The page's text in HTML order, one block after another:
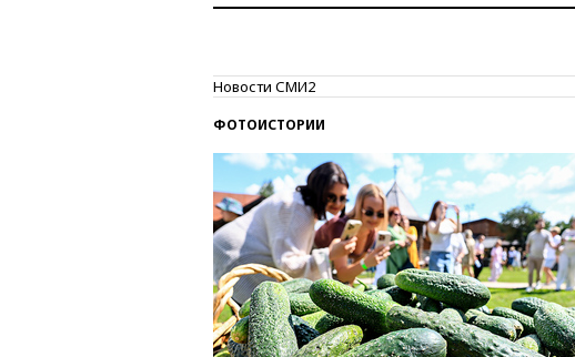
Новости СМИ2
ФОТОИСТОРИИ